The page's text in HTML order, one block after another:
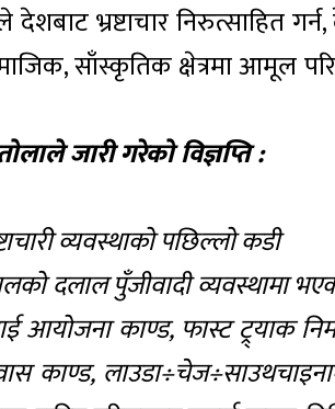
देशबाट भ्रष्टाचार निरुत्साहित
साँस्कृतिक क्षेत्रमा आमूल
जारी गरेको विज्ञप्ति :
व्यवस्थाको पछिल्लो कडी
दलाल पुँजीवादी व्यवस्थामा
आयोजना काण्ड, फास्ट ट्र्याक
काण्ड,